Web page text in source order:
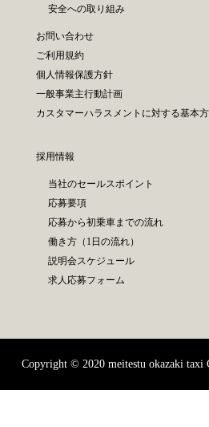
安全への取り組み
お問い合わせ
ご利用規約
個人情報保護方針
一般事業主行動計画
カスタマーハラスメントに対する基本
採用情報
当社のセールスポイント
応募要項
応募から初乗車までの流れ
働き方（1日の流れ）
説明会スケジュール
求人応募フォーム
Copyright © 2020 meitestu okazaki taxi